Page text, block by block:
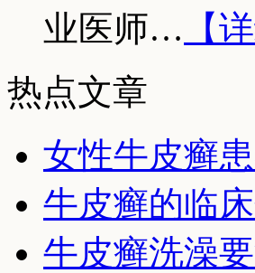
业医师… 【
热点文章
女性牛皮癣
牛皮癣的临
牛皮癣洗澡